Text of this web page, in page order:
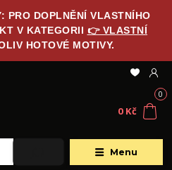
PRO DOPLNĚNÍ VLASTNÍHO
V KATEGORII 👉 VLASTNÍ
HOTOVÉ MOTIVY.
Menu
0
0 Kč